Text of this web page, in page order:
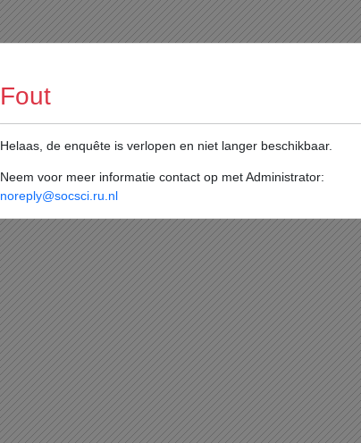
Fout
Helaas, de enquête is verlopen en niet langer beschikbaar.
Neem voor meer informatie contact op met Administrator:
noreply@socsci.ru.nl